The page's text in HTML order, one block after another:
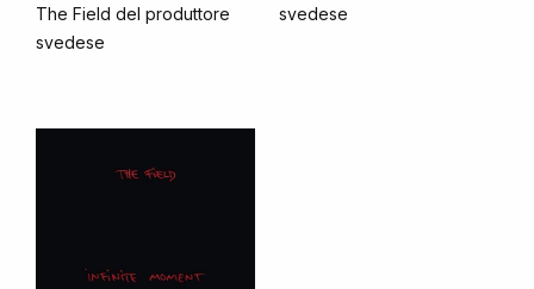
The Field del produttore
svedese
svedese